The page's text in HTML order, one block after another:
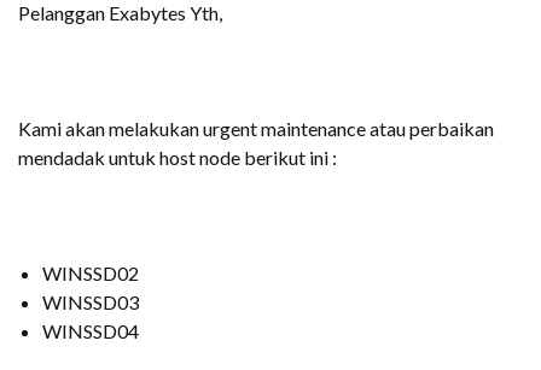
Pelanggan Exabytes Yth,
Kami akan melakukan urgent maintenance atau perbaikan
mendadak untuk host node berikut ini :
WINSSD02
WINSSD03
WINSSD04